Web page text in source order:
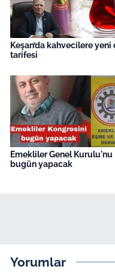
Keşan’da kahvecilere yeni
tarifesi
Emekliler Genel Kurulu'nu
bugün yapacak
Yorumlar